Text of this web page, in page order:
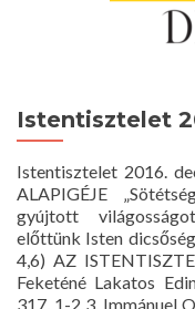
Istentisztelet
Istentisztelet 2016.
ALAPIGÉJE
gyújtott
előttünk Isten
4,6) AZ
Feketéné Lakatos
317, 1-2 3. Immánuel